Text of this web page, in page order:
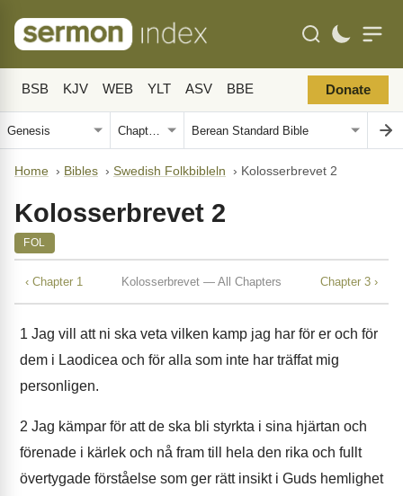
BSB KJV WEB YLT ASV BBE Donate
Home › Bibles › Swedish Folkbibleln › Kolosserbrevet 2
Kolosserbrevet 2
FOL
‹ Chapter 1 Kolosserbrevet — All Chapters Chapter 3 ›
1 Jag vill att ni ska veta vilken kamp jag har för er och för
dem i Laodicea och för alla som inte har träffat mig
personligen.
2 Jag kämpar för att de ska bli styrkta i sina hjärtan och
förenade i kärlek och nå fram till hela den rika och fullt
övertygade förståelse som ger rätt insikt i Guds hemlighet